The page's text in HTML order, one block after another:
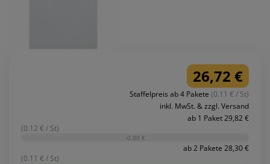
26,72 €
Staffelpreis ab 4 Pakete (0.11 € / St)
inkl. MwSt. & zzgl. Versand
ab 1 Paket 29,82 €
(0.12 € / St)
-0,00 €
ab 2 Pakete 28,30 €
(0.11 € / St)